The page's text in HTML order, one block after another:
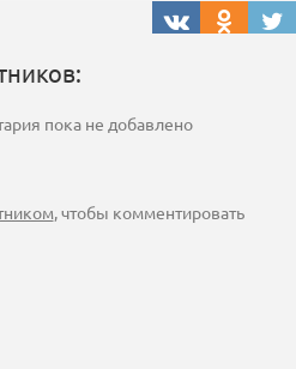
пока не добавлено
, чтобы комментировать